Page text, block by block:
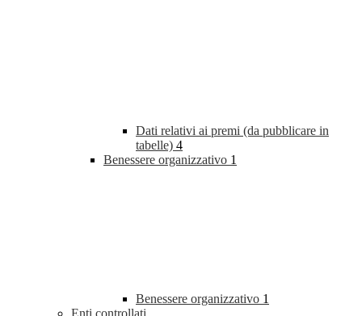
Dati relativi ai premi (da pubblicare in
tabelle) 4
Benessere organizzativo 1
Benessere organizzativo 1